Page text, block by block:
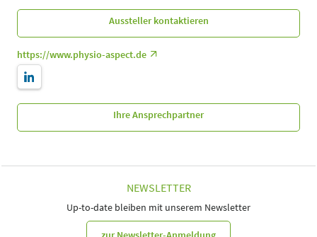
Aussteller kontaktieren
https://www.physio-aspect.de
Ihre Ansprechpartner
NEWSLETTER
Up-to-date bleiben mit unserem Newsletter